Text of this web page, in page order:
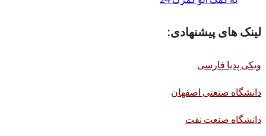
لینک های پیشنهادی:
ویکی پدیا فارسی
دانشگاه صنعتی اصفهان
دانشگاه صنعت نفت